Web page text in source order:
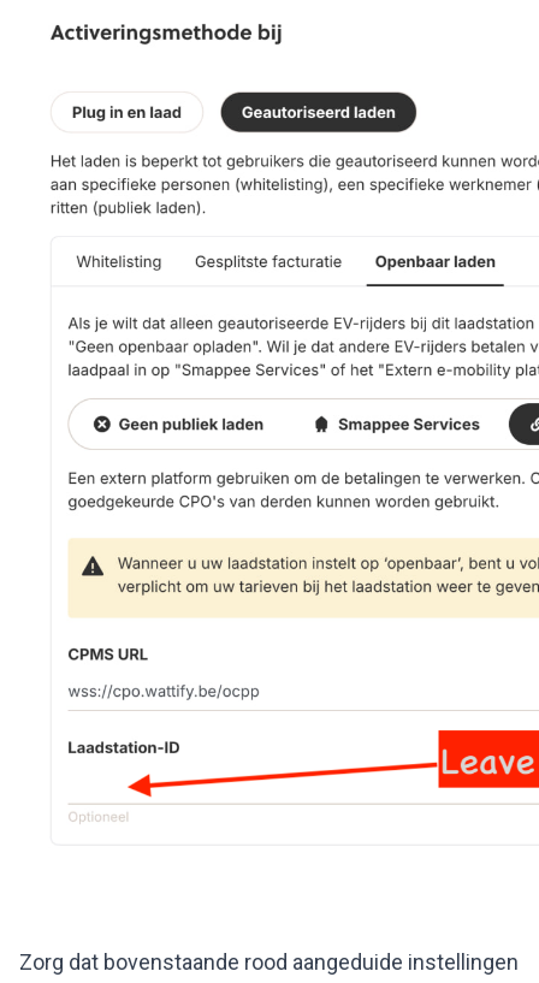
Zorg dat bovenstaande rood aangeduide instellingen